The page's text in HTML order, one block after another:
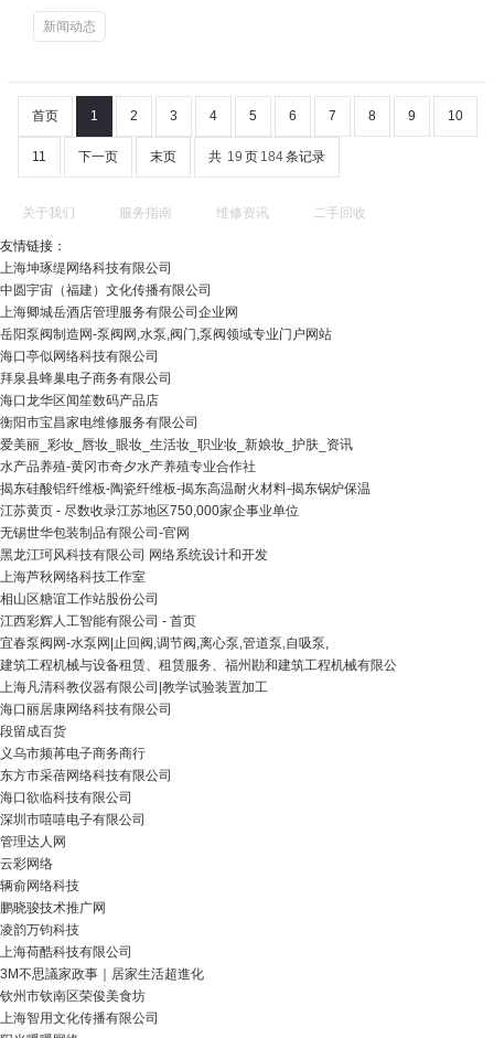
新闻动态
首页 1 2 3 4 5 6 7 8 9 10
11 下一页 末页 共 19 页 184条记录
关于我们 服务指南 维修资讯 二手回收
友情链接：
上海坤琢缇网络科技有限公司
中圆宇宙（福建）文化传播有限公司
上海卿城岳酒店管理服务有限公司企业网
岳阳泵阀制造网-泵阀网,水泵,阀门,泵阀领域专业门户网站
海口亭似网络科技有限公司
拜泉县蜂巢电子商务有限公司
海口龙华区闻笙数码产品店
衡阳市宝昌家电维修服务有限公司
爱美丽_彩妆_唇妆_眼妆_生活妆_职业妆_新娘妆_护肤_资讯
水产品养殖-黄冈市奇夕水产养殖专业合作社
揭东硅酸铝纤维板-陶瓷纤维板-揭东高温耐火材料-揭东锅炉保温
江苏黄页 - 尽数收录江苏地区750,000家企事业单位
无锡世华包装制品有限公司-官网
黑龙江珂风科技有限公司 网络系统设计和开发
上海芦秋网络科技工作室
相山区糖谊工作站股份公司
江西彩辉人工智能有限公司 - 首页
宜春泵阀网-水泵网|止回阀,调节阀,离心泵,管道泵,自吸泵,
建筑工程机械与设备租赁、租赁服务、福州勘和建筑工程机械有限公
上海凡清科教仪器有限公司|教学试验装置加工
海口丽居康网络科技有限公司
段留成百货
义乌市频苒电子商务商行
东方市采蓓网络科技有限公司
海口欲临科技有限公司
深圳市嘻嘻电子有限公司
管理达人网
云彩网络
辆俞网络科技
鹏晓骏技术推广网
凌韵万钧科技
上海荷酷科技有限公司
3M不思議家政事｜居家生活超進化
钦州市钦南区荣俊美食坊
上海智用文化传播有限公司